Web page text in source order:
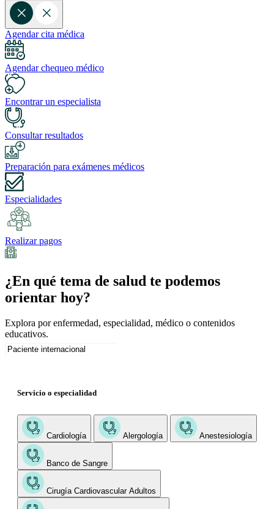
Agendar cita médica
Agendar chequeo médico
Encontrar un especialista
Consultar resultados
Preparación para exámenes médicos
Especialidades
Realizar pagos
¿En qué tema de salud te podemos
orientar hoy?
Explora por enfermedad, especialidad, médico o contenidos
educativos.
Servicio o especialidad
Cardiología Alergología Anestesiología
Banco de Sangre
Cirugía Cardiovascular Adultos